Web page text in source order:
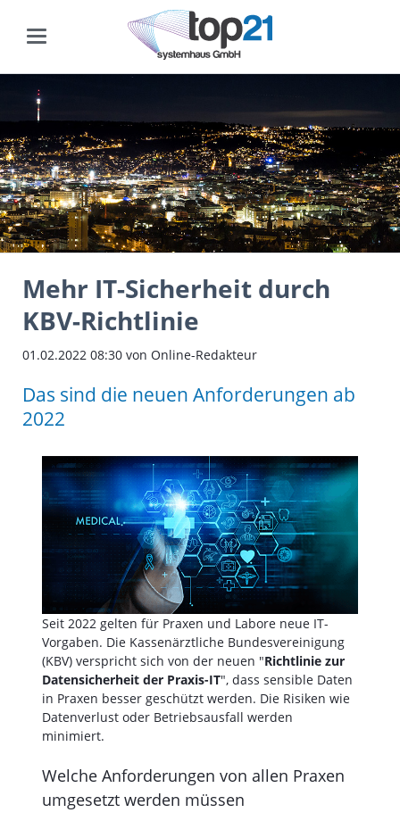
Mehr IT-Sicherheit durch
KBV-Richtlinie
01.02.2022 08:30von Online-Redakteur
Das sind die neuen Anforderungen ab
2022
Seit 2022 gelten für Praxen und Labore neue IT-
Vorgaben. Die Kassenärztliche Bundesvereinigung
(KBV) verspricht sich von der neuen "Richtlinie zur
Datensicherheit der Praxis-IT", dass sensible Daten
in Praxen besser geschützt werden. Die Risiken wie
Datenverlust oder Betriebsausfall werden
minimiert.
Welche Anforderungen von allen Praxen
umgesetzt werden müssen